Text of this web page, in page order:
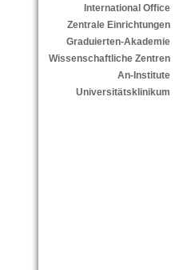
International Office
Zentrale Einrichtungen
Graduierten-Akademie
Wissenschaftliche Zentren
An-Institute
Universitätsklinikum